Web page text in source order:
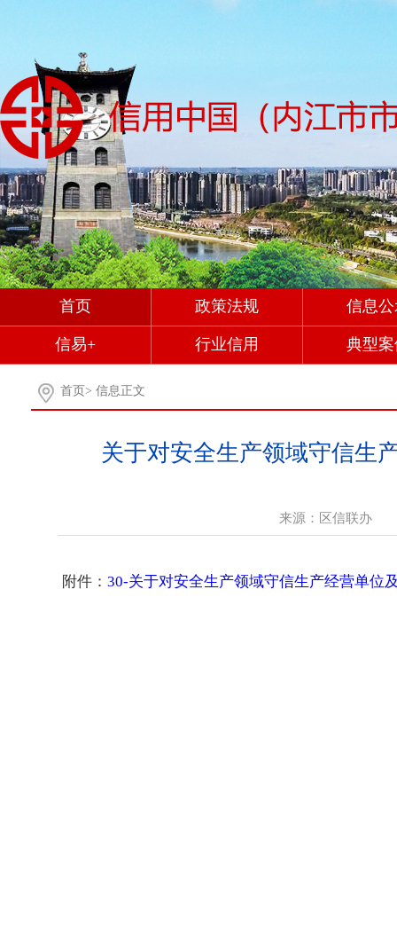
首页 政策法规 信息
信易+ 行业信用 典型
首页 > 信息正文
关于对安全生产领域守信生
来源： 区信联办
附件： 30-关于对安全生产领域守信生产经营单位